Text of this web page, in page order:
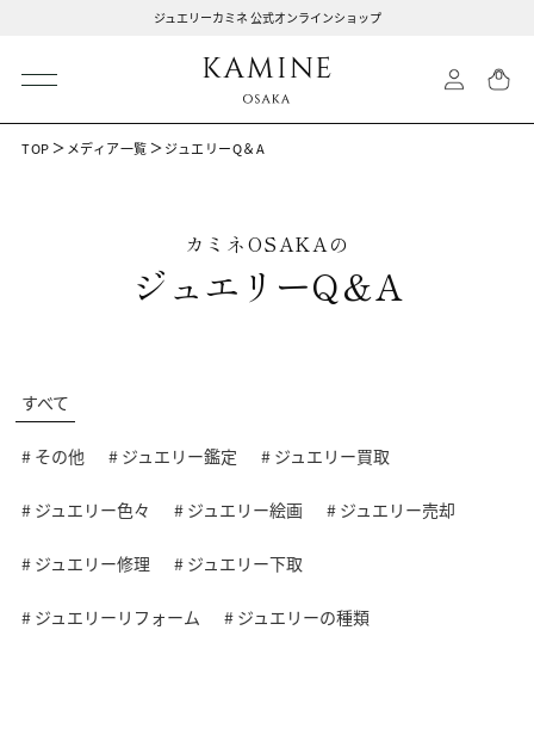
ジュエリーカミネ 公式オンラインショップ
TOP メディア一覧 ジュエリーQ＆A
カミネOSAKAの
ジュエリーQ＆A
すべて
# その他 # ジュエリー鑑定 # ジュエリー買取
# ジュエリー色々 # ジュエリー絵画 # ジュエリー売却
# ジュエリー修理 # ジュエリー下取
# ジュエリーリフォーム # ジュエリーの種類